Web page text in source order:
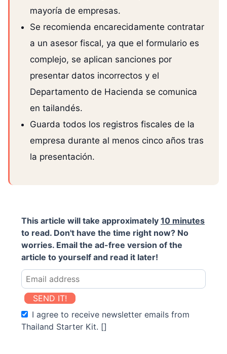
mayoría de empresas.
Se recomienda encarecidamente contratar
a un asesor fiscal, ya que el formulario es
complejo, se aplican sanciones por
presentar datos incorrectos y el
Departamento de Hacienda se comunica
en tailandés.
Guarda todos los registros fiscales de la
empresa durante al menos cinco años tras
la presentación.
This article will take approximately 10 minutes
to read. Don't have the time right now? No
worries. Email the ad-free version of the
article to yourself and read it later!
SEND IT!
I agree to receive newsletter emails from
Thailand Starter Kit. []